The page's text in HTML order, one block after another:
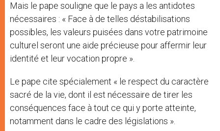
Mais le pape souligne que le pays a les antidotes
nécessaires : « Face à de telles déstabilisations
possibles, les valeurs puisées dans votre patrimoine
culturel seront une aide précieuse pour affermir leur
identité et leur vocation propre ».
Le pape cite spécialement « le respect du caractère
sacré de la vie, dont il est nécessaire de tirer les
conséquences face à tout ce qui y porte atteinte,
notamment dans le cadre des législations ».